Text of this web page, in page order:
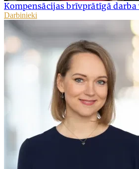
Kompensācijas brīvprātīgā darba
Darbinieki